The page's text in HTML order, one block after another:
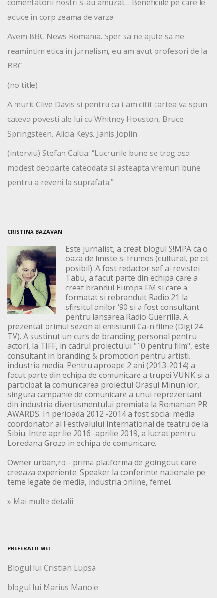
comentatorii nostri s-au amuzat… Beneficiile pe care le
aduce in corp zeama de varza
Avem BBC News Romania. Sper sa ne ajute sa ne
reamintim etica in jurnalism, eu am avut profesori de la
BBC
(no title)
A murit Clive Davis si pentru ca i-am citit cartea va spun
cateva povesti ale lui cu Whitney Houston, Bruce
Springsteen, Alicia Keys, Janis Joplin
(interviu) Stefan Caltia: “Lucrurile bune se trag asa
modest deoparte cateodata si asteapta vremuri bune
pentru a reveni la suprafata.”
CRISTINA BAZAVAN
Este jurnalist, a creat blogul S!MPA ca o
oaza de liniste si frumos (cultural, pe cit
posibil). A fost redactor sef al revistei
Tabu, a facut parte din echipa care a
creat brandul Europa FM si care a
formatat si rebranduit Radio 21 la
sfirsitul anilor ‘90 si a fost consultant
pentru lansarea Radio Guerrilla. A
prezentat primul sezon al emisiunii Ca-n filme (Digi 24
TV). A sustinut un curs de branding personal pentru
actori, la TIFF, in cadrul proiectului "10 pentru film", este
consultant in branding & promotion pentru artisti,
industria media. Pentru aproape 2 ani (2013-2014) a
facut parte din echipa de comunicare a trupei VUNK si a
participat la comunicarea proiectul Orasul Minunilor,
singura campanie de comunicare a unui reprezentant
din industria divertismentului premiata la Romanian PR
AWARDS. In perioada 2012 -2014 a fost social media
coordonator al Festivalului International de teatru de la
Sibiu. Intre aprilie 2016 -aprilie 2019, a lucrat pentru
Loredana Groza in echipa de comunicare.
Owner urban,ro - prima platforma de goingout care
creeaza experiente. Speaker la conferinte nationale pe
teme legate de media, industria online, femei.
» Mai multe detalii
PREFERATII MEI
Blogul lui Cristian Lupsa
blogul lui Marius Manole